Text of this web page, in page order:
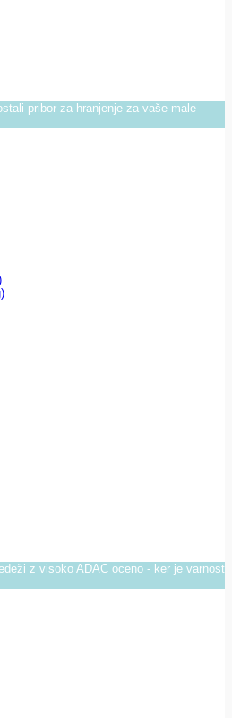
pribor za hranjenje za vaše male
z visoko ADAC oceno - ker je varnost